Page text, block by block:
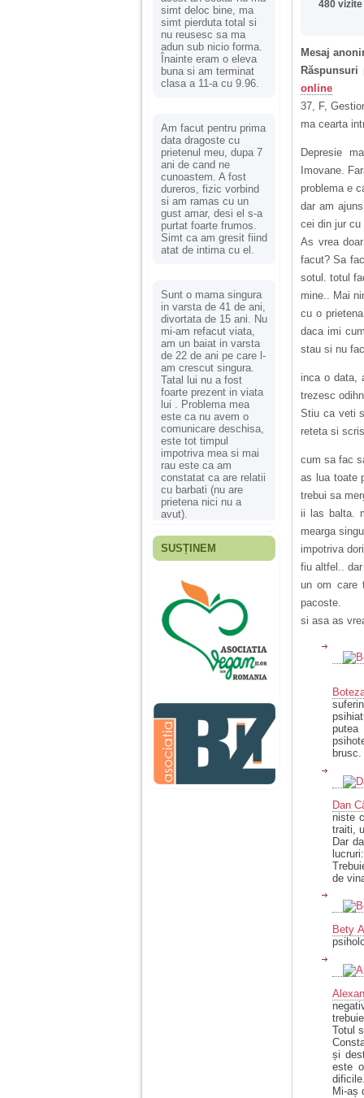
simt deloc bine, ma
simt pierduta total si
nu reusesc sa ma
adun sub nicio forma.
Înainte eram o eleva
buna si am terminat
clasa a 11-a cu 9.96.
Am facut pentru prima
data dragoste cu
prietenul meu, dupa 7
ani de cand ne
cunoastem. A fost
dureros, fizic vorbind
si am ramas cu un
gust amar, desi el s-a
purtat foarte frumos.
Simt ca am gresit fiind
atat de intima cu el.
Sunt o mama singura
in varsta de 41 de ani,
divortata de 15 ani. Nu
mi-am refacut viata,
am un baiat in varsta
de 22 de ani pe care l-
am crescut singura.
Tatal lui nu a fost
foarte prezent in viata
lui . Problema mea
este ca nu avem o
comunicare deschisa,
este tot timpul
impotriva mea si mai
rau este ca am
constatat ca are relatii
cu barbati (nu are
prietena nici nu a
avut).
Fiica mea s-a nascut
ani, privind in urma
realizez cat de multe
greseli am facut in
educatia si cresterea
ei, am fost o mama
egoista, preocupata
de implinirea
profesionala, cand ea
era mica am neglijat-
agresiva, orice
greseala era taxata cu
o palma sau pedepse.
De 4 ani am o relatie
serioasa cu un barbat
SUSȚINEM
480 vizite
Mesaj
online
37, F,
ma cearta
Depresie
Imovane.
problema e
dar am
cei din jur cu
As vrea
facut? Sa
sotul. totul
mine.. Mai
cu o
daca imi
stau si nu
inca o data,
trezesc
Stiu ca veti
reteta si
cum sa fac
as lua toate
trebui sa
ii las balta.
mearga
impotriva
fiu altfel..
un om care
pacoste.
si asa as
Dan
niste
traiti,
Dar
de
Bety
Totul
și
este
Mi-aș